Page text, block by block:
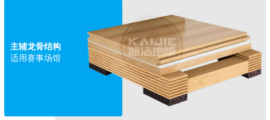
主辅龙骨结构
适用赛事场馆